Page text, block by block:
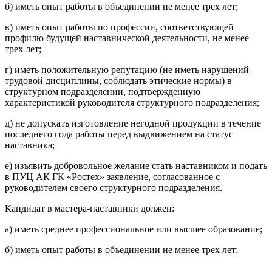
б) иметь опыт работы в объединении не менее трех лет;
в) иметь опыт работы по профессии, соответствующей
профилю будущей наставнической деятельности, не менее
трех лет;
г) иметь положительную репутацию (не иметь нарушений
трудовой дисциплины, соблюдать этические нормы) в
структурном подразделении, подтвержденную
характеристикой руководителя структурного подразделения;
д) не допускать изготовление негодной продукции в течение
последнего года работы перед выдвижением на статус
наставника;
е) изъявить добровольное желание стать наставником и подать
в ПУЦ АК ГК «Ростех» заявление, согласованное с
руководителем своего структурного подразделения.
Кандидат в мастера-наставники должен:
а) иметь среднее профессиональное или высшее образование;
б) иметь опыт работы в объединении не менее трех лет;